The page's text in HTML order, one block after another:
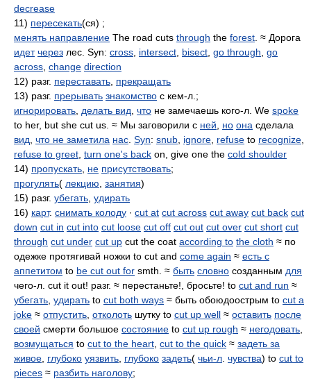
decrease
11) пересекать(ся) ;
менять направление The road cuts through the forest . ≈ Дорога
идет через лес. Syn: cross intersect bisect go through go
across change direction
12) разг. переставать прекращать
13) разг. прерывать знакомство с кем-л.;
игнорировать делать вид что не замечаешь кого-л. We spoke
to her, but she cut us. ≈ Мы заговорили с ней но она сделала
вид что не заметила нас Syn: snub ignore refuse to recognize
refuse to greet turn one's back on, give one the cold shoulder
14) пропускать не присутствовать;
прогулять( лекцию занятия)
15) разг. убегать удирать
16) карт. снимать колоду ∙ cut at cut across cut away cut back cut
down cut in cut into cut loose cut off cut out cut over cut short cut
through cut under cut up cut the coat according to the cloth ≈ по
одежке протягивай ножки to cut and come again ≈ есть с
аппетитом to be cut out for smth. ≈ быть словно созданным для
чего-л. cut it out! разг. ≈ перестаньте!, бросьте! to cut and run ≈
убегать удирать to cut both ways ≈ быть обоюдоострым to cut a
joke ≈ отпустить отколоть шутку to cut up well ≈ оставить после
своей смерти большое состояние to cut up rough ≈ негодовать
возмущаться to cut to the heart cut to the quick ≈ задеть за
живое глубоко уязвить глубоко задеть( чьи-л чувства) to cut to
pieces ≈ разбить наголову;